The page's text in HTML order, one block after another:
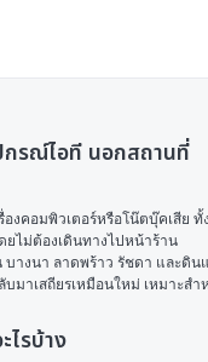
รณ์ไอที นอกสถานที่
คอมพิวเตอร์หรือโน๊ตบุ๊คเสีย
ไม่ต้องเดินทางไปหน้าร้าน
างนา ลาดพร้าว รัชดา และดิน
มาเสถียรเหมือนใหม่ เหมาะ
ไรบ้าง